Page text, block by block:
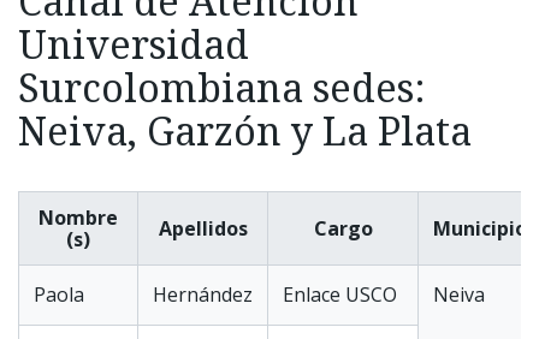
Universidad
Surcolombiana sedes:
Neiva, Garzón y La Plata
Nombre
(s)
Apellidos Cargo Municipio
Paola Hernández Enlace USCO Neiva